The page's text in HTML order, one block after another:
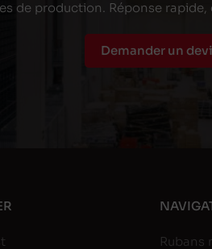
de production. Réponse
Demander un
Rubans